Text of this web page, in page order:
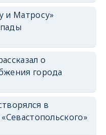
и Матросу»
о
города
в